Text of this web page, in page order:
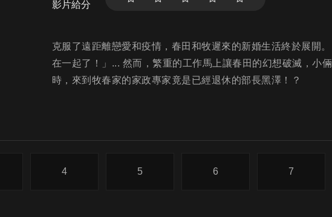
影片給分
克服了遠距離戀愛和疫情，春田和牧遲來的新婚生活終於展開
在一起了！」... 然而，繁重的工作馬上讓春田的幻想破滅，小
時，來到牧春家的家政專家竟是已經退休的部長黑澤！？
4 5 6 7